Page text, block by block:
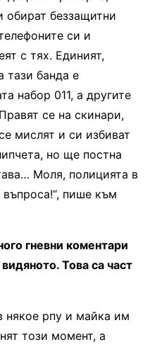
обират беззащитни
си и
с тях. Единият,
тази банда е
набор 011, а другите
се на скинари,
мислят и си избиват
но ще постна
Моля, полицията в
пише към
гневни коментари
Това са част
някое рпу и майка им
този момент, а